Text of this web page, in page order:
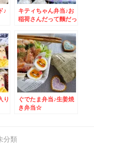
♪
キティちゃん弁当♪お
稲荷さんだって麵だっ
り
ぐでたま弁当♪生姜焼
き弁当☆
分類